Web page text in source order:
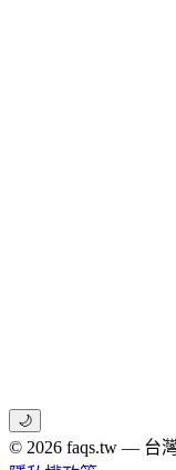
🌙
© 2026 faqs.tw — 台